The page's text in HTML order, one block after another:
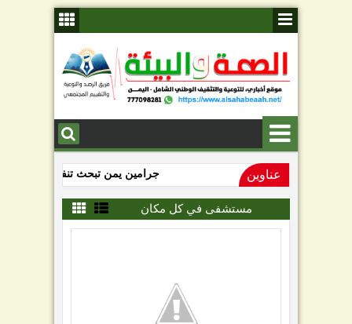
عناوين
جرامين يمن تبحث تنفيذ عمليات
مستشفى في كل مكان